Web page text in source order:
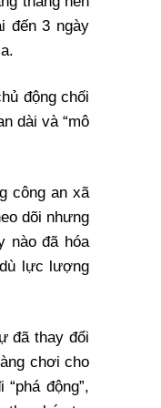
đến 3 ngày
động chối
dài và “mô
công an xã
dõi nhưng
nào đã hóa
lực lượng
đã thay đổi
chơi cho
động”,